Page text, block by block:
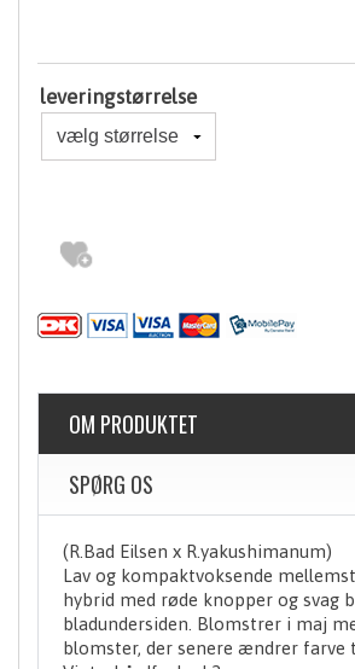
leveringstørrelse
OM PRODUKTET
SPØRG OS
(R.Bad Eilsen x R.yakushimanum)
Lav og kompaktvoksende
hybrid med røde knopper og svag
bladundersiden. Blomstrer i maj
blomster, der senere ændrer farve